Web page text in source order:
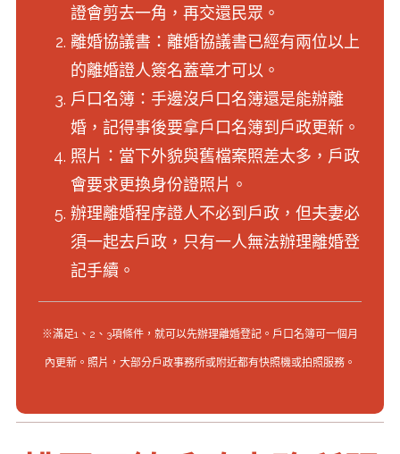
證會剪去一角，再交還民眾。
離婚協議書：離婚協議書已經有兩位以上
的離婚證人簽名蓋章才可以。
戶口名簿：手邊沒戶口名簿還是能辦離
婚，記得事後要拿戶口名簿到戶政更新。
照片：當下外貌與舊檔案照差太多，戶政
會要求更換身份證照片。
辦理離婚程序證人不必到戶政，但夫妻必
須一起去戶政，只有一人無法辦理離婚登
記手續。
※滿足1、2、3項條件，就可以先辦理離婚登記。戶口名簿可一個月
內更新。照片，大部分戶政事務所或附近都有快照機或拍照服務。